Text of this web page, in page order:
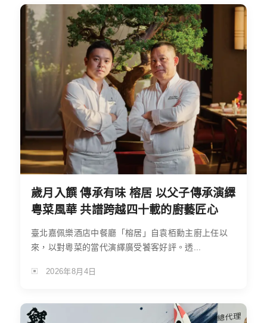
歲月入饌 傳承有味 榕居 以父子傳承演繹
粵菜風華 共譜跨越四十載的廚藝匠心
臺北嘉佩樂酒店中餐廳「榕居」自袁栢勳主廚上任以
來，以對粵菜的當代演繹廣受饕客好評。透...
2026年8月4日